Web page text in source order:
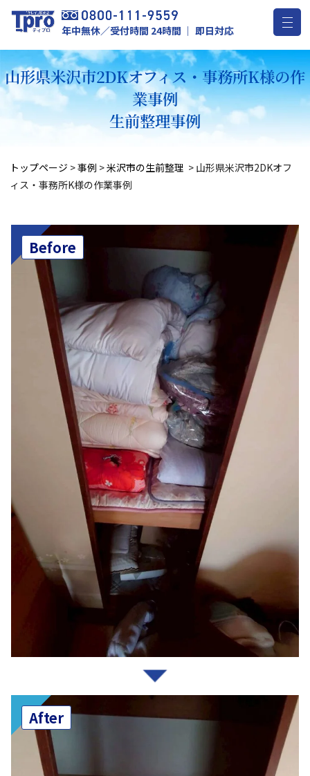
年中無休／受付時間 24時間 ｜ 即日対応
山形県米沢市2DKオフィス・事務所K様の作
業事例
生前整理事例
トップページ >事例 >米沢市の生前整理 > 山形県米沢市2DKオフ
ィス・事務所K様の作業事例
Before
After